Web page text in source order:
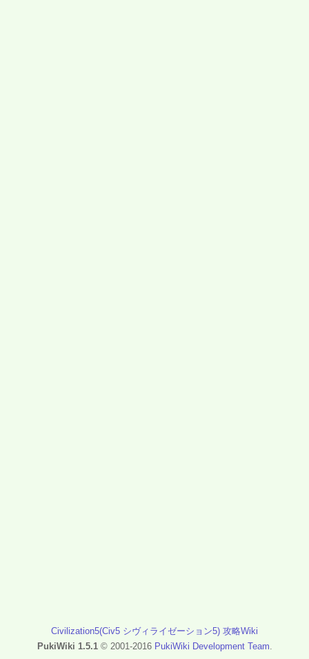
Civilization5(Civ5 シヴィライゼーション5) 攻略Wiki
PukiWiki 1.5.1© 2001-2016 PukiWiki Development Team.